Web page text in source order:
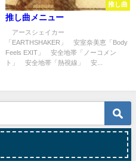
推し曲
推し曲メニュー
アースシェイカー
「EARTHSHAKER」 安室奈美恵「Body
Feels EXIT」 安全地帯「ノーコメン
ト」 安全地帯「熱視線」 安...